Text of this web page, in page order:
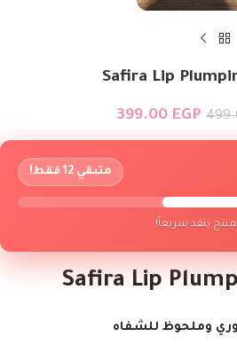
Safira Lip
399.00 EGP
متبقي 12 فقط!
ينفذ سريعاً!
Safira Lip
وملحوظ للشفاه